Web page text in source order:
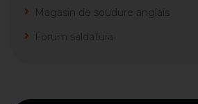
Magasin de soudure anglais
Forum saldatura